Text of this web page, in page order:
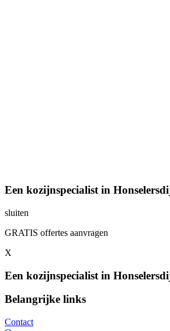
Een kozijnspecialist in
sluiten
GRATIS offertes aanvragen
X
Een kozijnspecialist in
Belangrijke links
Contact